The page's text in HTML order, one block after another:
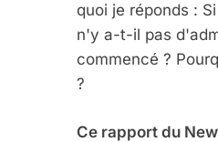
quoi je réponds :
n'y a-t-il pas
commencé ?
?
Ce rapport du